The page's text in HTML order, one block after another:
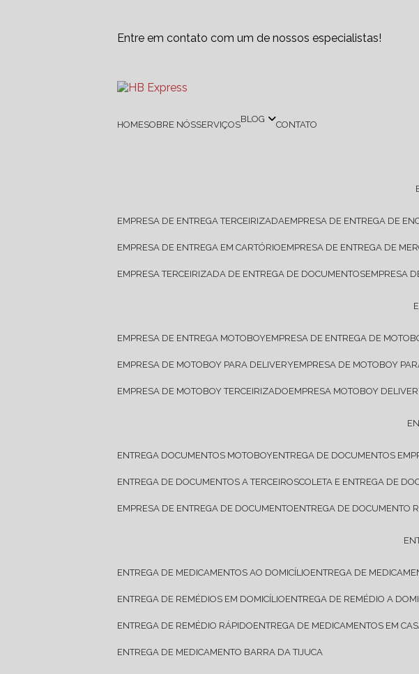
Entre em contato com um de nossos especialistas!
HOME SOBRE NÓS SERVIÇOS BLOG CONTATO
EMPRESA DE ENTREGA TERCEIRIZADA EMPRESA DE ENTREGA DE
EMPRESA DE ENTREGA EM CARTÓRIO EMPRESA DE ENTREGA DE
EMPRESA TERCEIRIZADA DE ENTREGA DE DOCUMENTOS EMPRESA
EMPRESA DE ENTREGA MOTOBOY EMPRESA DE ENTREGA DE
EMPRESA DE MOTOBOY PARA DELIVERY EMPRESA DE MOTOBOY
EMPRESA DE MOTOBOY TERCEIRIZADO EMPRESA MOTOBOY
ENTREGA DOCUMENTOS MOTOBOY ENTREGA DE DOCUMENTOS
ENTREGA DE DOCUMENTOS A TERCEIROS COLETA E ENTREGA DE
EMPRESA DE ENTREGA DE DOCUMENTO ENTREGA DE DOCUMENTO
ENTREGA DE MEDICAMENTOS AO DOMICÍLIO ENTREGA DE
ENTREGA DE REMÉDIOS EM DOMICÍLIO ENTREGA DE REMÉDIO A
ENTREGA DE REMÉDIO RÁPIDO ENTREGA DE MEDICAMENTOS EM
ENTREGA DE MEDICAMENTO BARRA DA TIJUCA